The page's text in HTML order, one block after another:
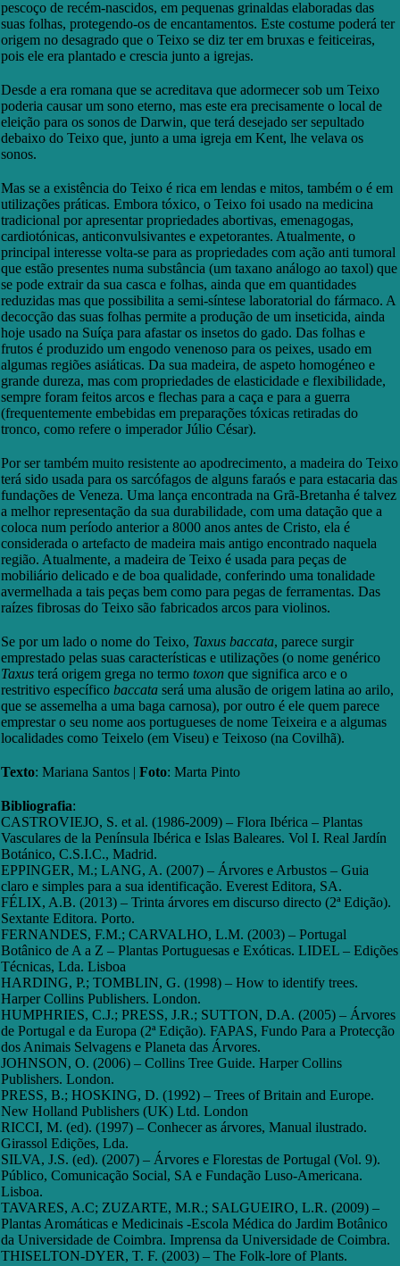
pescoço de recém-nascidos, em pequenas grinaldas elaboradas das
suas folhas, protegendo-os de encantamentos. Este costume poderá ter
origem no desagrado que o Teixo se diz ter em bruxas e feiticeiras,
pois ele era plantado e crescia junto a igrejas.
Desde a era romana que se acreditava que adormecer sob um Teixo
poderia causar um sono eterno, mas este era precisamente o local de
eleição para os sonos de Darwin, que terá desejado ser sepultado
debaixo do Teixo que, junto a uma igreja em Kent, lhe velava os
sonos.
Mas se a existência do Teixo é rica em lendas e mitos, também o é em
utilizações práticas. Embora tóxico, o Teixo foi usado na medicina
tradicional por apresentar propriedades abortivas, emenagogas,
cardiotónicas, anticonvulsivantes e expetorantes. Atualmente, o
principal interesse volta-se para as propriedades com ação anti tumoral
que estão presentes numa substância (um taxano análogo ao taxol) que
se pode extrair da sua casca e folhas, ainda que em quantidades
reduzidas mas que possibilita a semi-síntese laboratorial do fármaco. A
decocção das suas folhas permite a produção de um inseticida, ainda
hoje usado na Suíça para afastar os insetos do gado. Das folhas e
frutos é produzido um engodo venenoso para os peixes, usado em
algumas regiões asiáticas. Da sua madeira, de aspeto homogéneo e
grande dureza, mas com propriedades de elasticidade e flexibilidade,
sempre foram feitos arcos e flechas para a caça e para a guerra
(frequentemente embebidas em preparações tóxicas retiradas do
tronco, como refere o imperador Júlio César).
Por ser também muito resistente ao apodrecimento, a madeira do Teixo
terá sido usada para os sarcófagos de alguns faraós e para estacaria das
fundações de Veneza. Uma lança encontrada na Grã-Bretanha é talvez
a melhor representação da sua durabilidade, com uma datação que a
coloca num período anterior a 8000 anos antes de Cristo, ela é
considerada o artefacto de madeira mais antigo encontrado naquela
região. Atualmente, a madeira de Teixo é usada para peças de
mobiliário delicado e de boa qualidade, conferindo uma tonalidade
avermelhada a tais peças bem como para pegas de ferramentas. Das
raízes fibrosas do Teixo são fabricados arcos para violinos.
Se por um lado o nome do Teixo, Taxus baccata, parece surgir
emprestado pelas suas características e utilizações (o nome genérico
Taxus terá origem grega no termotoxon que significa arco e o
restritivo específicobaccata será uma alusão de origem latina ao arilo,
que se assemelha a uma baga carnosa), por outro é ele quem parece
emprestar o seu nome aos portugueses de nome Teixeira e a algumas
localidades como Teixelo (em Viseu) e Teixoso (na Covilhã).
Texto: Mariana Santos |Foto: Marta Pinto
Bibliografia:
CASTROVIEJO, S. et al. (1986-2009) – Flora Ibérica – Plantas
Vasculares de la Península Ibérica e Islas Baleares. Vol I. Real Jardín
Botánico, C.S.I.C., Madrid.
EPPINGER, M.; LANG, A. (2007) – Árvores e Arbustos – Guia
claro e simples para a sua identificação. Everest Editora, SA.
FÉLIX, A.B. (2013) – Trinta árvores em discurso directo (2ª Edição).
Sextante Editora. Porto.
FERNANDES, F.M.; CARVALHO, L.M. (2003) – Portugal
Botânico de A a Z – Plantas Portuguesas e Exóticas. LIDEL – Edições
Técnicas, Lda. Lisboa
HARDING, P.; TOMBLIN, G. (1998) – How to identify trees.
Harper Collins Publishers. London.
HUMPHRIES, C.J.; PRESS, J.R.; SUTTON, D.A. (2005) – Árvores
de Portugal e da Europa (2ª Edição). FAPAS, Fundo Para a Protecção
dos Animais Selvagens e Planeta das Árvores.
JOHNSON, O. (2006) – Collins Tree Guide. Harper Collins
Publishers. London.
PRESS, B.; HOSKING, D. (1992) – Trees of Britain and Europe.
New Holland Publishers (UK) Ltd. London
RICCI, M. (ed). (1997) – Conhecer as árvores, Manual ilustrado.
Girassol Edições, Lda.
SILVA, J.S. (ed). (2007) – Árvores e Florestas de Portugal (Vol. 9).
Público, Comunicação Social, SA e Fundação Luso-Americana.
Lisboa.
TAVARES, A.C; ZUZARTE, M.R.; SALGUEIRO, L.R. (2009) –
Plantas Aromáticas e Medicinais -Escola Médica do Jardim Botânico
da Universidade de Coimbra. Imprensa da Universidade de Coimbra.
THISELTON-DYER, T. F. (2003) – The Folk-lore of Plants.